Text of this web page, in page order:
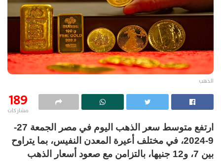
الذهب
189
مشاركات
ارتفع متوسط سعر الذهب اليوم في مصر الجمعة 27-
9-2024، في مختلف أعيرة المعدن النفيس، بما يتراوح
بين 7، و12 جنيها، بالتزامن مع صعود أسعار الذهب